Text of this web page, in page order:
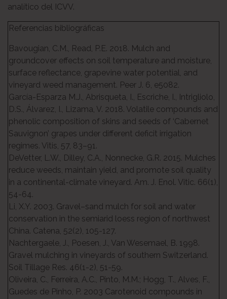
analítico del ICVV.
Referencias bibliográficas
Bavougian, C.M., Read, P.E. 2018. Mulch and
groundcover effects on soil temperature and moisture,
surface reflectance, grapevine water potential, and
vineyard weed management. Peer J. 6, e5082.
García-Esparza M.J., Abrisqueta, I., Escriche, I., Intrigliolo,
D.S., Álvarez, I., Lizama, V. 2018. Volatile compounds and
phenolic composition of skins and seeds of ‘Cabernet
Sauvignon’ grapes under different deficit irrigation
regimes. Vitis, 57, 83–91.
DeVetter, L.W., Dilley, C.A., Nonnecke, G.R. 2015. Mulches
reduce weeds, maintain yield, and promote soil quality
in a continental-climate vineyard. Am. J. Enol. Vitic. 66(1),
54-64.
Li, X.Y. 2003. Gravel–sand mulch for soil and water
conservation in the semiarid loess region of northwest
China. Catena, 52(2), 105-127.
Nachtergaele, J., Poesen, J., Van Wesemael, B. 1998.
Gravel mulching in vineyards of southern Switzerland.
Soil Tillage Res. 46(1-2), 51-59.
Oliveira, C., Ferreira, A.C., Pinto, M.M.; Hogg, T., Alves, F.,
Guedes de Pinho, P. 2003 Carotenoid compounds in